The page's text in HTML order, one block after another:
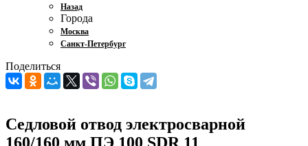
Назад
Города
Москва
Санкт-Петербург
Поделиться
Седловой отвод электросварной